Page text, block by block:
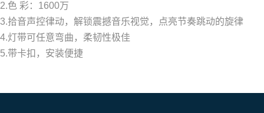
2.色 彩：1600万
3.拾音声控律动，解锁震撼音乐视觉，点亮节奏跳动的旋律
4.灯带可任意弯曲，柔韧性极佳
5.带卡扣，安装便捷